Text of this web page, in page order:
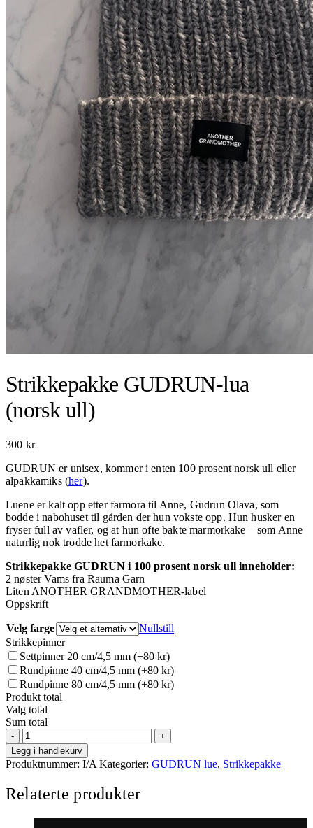
Strikkepakke GUDRUN-lua
(norsk ull)
300 kr
GUDRUN er unisex, kommer i enten 100 prosent norsk ull eller
alpakkamiks (her).
Luene er kalt opp etter farmora til Anne, Gudrun Olava, som
bodde i nabohuset til gården der hun vokste opp. Hun husker en
fryser full av vafler, og at hun ofte bakte marmorkake – som Anne
naturlig nok trodde het farmorkake.
Strikkepakke GUDRUN i 100 prosent norsk ull inneholder:
2 nøster Vams fra Rauma Garn
Liten ANOTHER GRANDMOTHER-label
Oppskrift
Velg farge
Nullstill
Strikkepinner
Settpinner 20 cm/4,5 mm (+80 kr)
Rundpinne 40 cm/4,5 mm (+80 kr)
Rundpinne 80 cm/4,5 mm (+80 kr)
Produkt total
Valg total
Sum total
Strikkepakke
GUDRUN-
lua
(norsk
antall
Legg i handlekurv
Produktnummer: I/A Kategorier: GUDRUN lue, Strikkepakke
Relaterte produkter